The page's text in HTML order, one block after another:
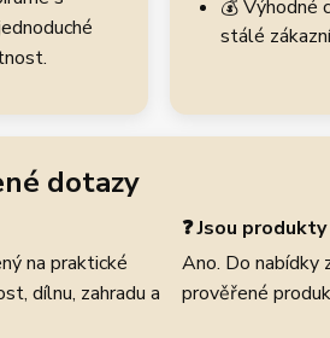
💰 Výhodné
stálé
dotazy
na praktické
dílnu, zahradu a
❓ Jsou
Ano. Do nabídky
prověřené